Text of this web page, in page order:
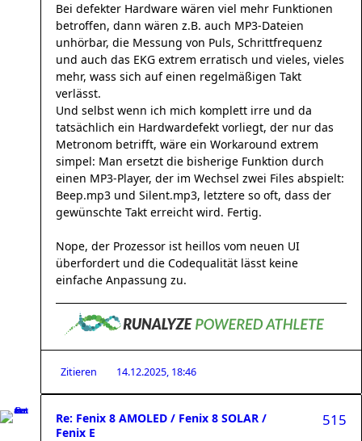
Bei defekter Hardware wären viel mehr Funktionen
betroffen, dann wären z.B. auch MP3-Dateien
unhörbar, die Messung von Puls, Schrittfrequenz
und auch das EKG extrem erratisch und vieles, vieles
mehr, wass sich auf einen regelmäßigen Takt
verlässt.
Und selbst wenn ich mich komplett irre und da
tatsächlich ein Hardwardefekt vorliegt, der nur das
Metronom betrifft, wäre ein Workaround extrem
simpel: Man ersetzt die bisherige Funktion durch
einen MP3-Player, der im Wechsel zwei Files abspielt:
Beep.mp3 und Silent.mp3, letztere so oft, dass der
gewünschte Takt erreicht wird. Fertig.
Nope, der Prozessor ist heillos vom neuen UI
überfordert und die Codequalität lässt keine
einfache Anpassung zu.
Zitieren 14.12.2025, 18:46
Re: Fenix 8 AMOLED / Fenix 8 SOLAR /
Fenix E
515